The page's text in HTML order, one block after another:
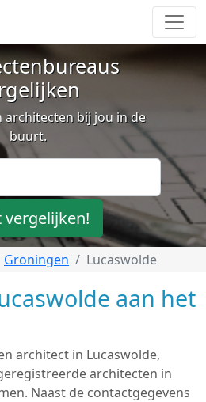
architecten bij jou in de
buurt.
vergelijken!
Groningen Lucaswolde
aan het
architect in Lucaswolde,
architecten in
Naast de contactgegevens